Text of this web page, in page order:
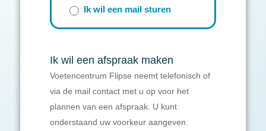
Ik wil een mail sturen
Ik wil een afspraak maken
Voetencentrum Flipse neemt telefonisch of
via de mail contact met u op voor het
plannen van een afspraak. U kunt
onderstaand uw voorkeur aangeven.